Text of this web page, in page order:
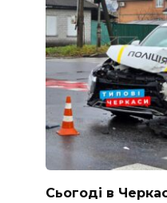
Сьогоді в